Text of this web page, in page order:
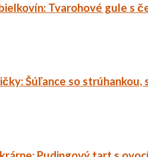
Tvarohové gule s
Šúľance so strúhankou,